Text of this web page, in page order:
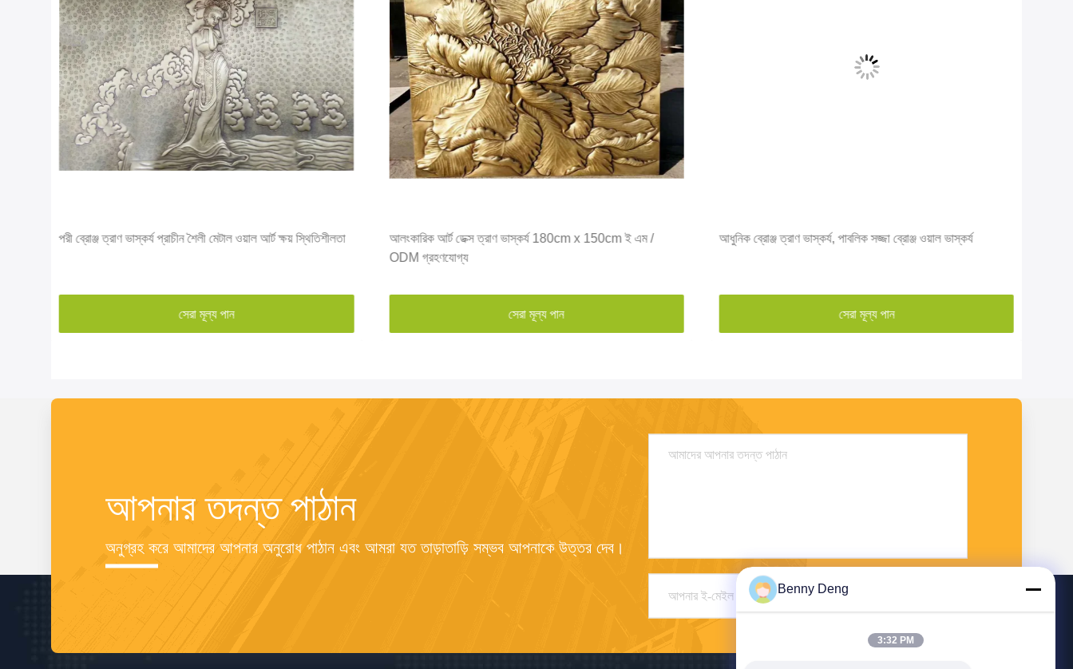
পরী ব্রোঞ্জ ত্রাণ ভাস্কর্য প্রাচীন শৈলী মেটাল ওয়াল আর্ট ক্ষয় স্থিতিশীলতা
সেরা মূল্য পান
আলংকারিক আর্ট ডেক্স ত্রাণ ভাস্কর্য 180cm x 150cm ই এম /
ODM গ্রহণযোগ্য
সেরা মূল্য পান
আধুনিক ব্রোঞ্জ ত্রাণ ভাস্কর্য, পাবলিক সজ্জা ব্রোঞ্জ ওয়াল ভাস্কর্য
সেরা মূল্য পান
আপনার তদন্ত পাঠান
অনুগ্রহ করে আমাদের আপনার অনুরোধ পাঠান এবং আমরা যত তাড়াতাড়ি সম্ভব আপনাকে উত্তর দেব।
Benny Deng
3:32 PM